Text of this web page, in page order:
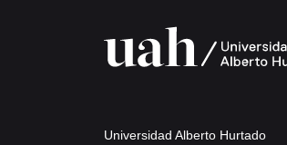
Universidad Alberto Hurtado